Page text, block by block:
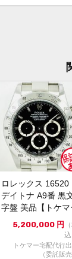
ロレックス 16520
デイトナ A9番 黒
字盤 美品【トケマ
宅配出品（委託販
5,200,000 円
込
トケマー宅配代行
（委託販売